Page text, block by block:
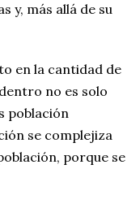
y, más allá de su
en la cantidad de
no es solo
población
se complejiza
porque se